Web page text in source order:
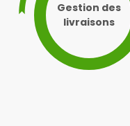
Gestion des
livraisons